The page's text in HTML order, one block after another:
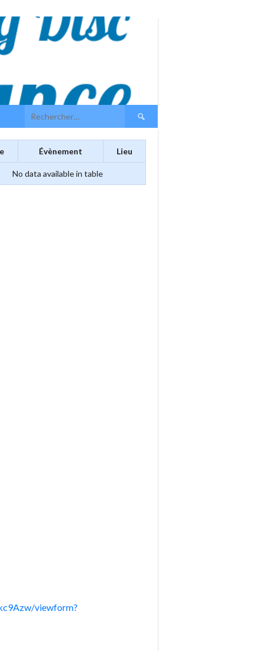
Rechercher :
viewform?
Évènement Lieu
No data available in table